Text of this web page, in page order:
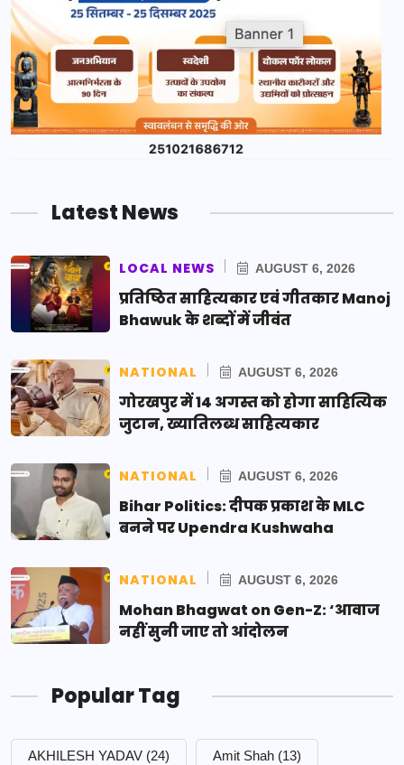
Latest News
LOCAL NEWS AUGUST 6, 2026
प्रतिष्ठित साहित्यकार एवं गीतकार Manoj
Bhawuk के शब्दों में जीवंत
NATIONAL AUGUST 6, 2026
गोरखपुर में 14 अगस्त को होगा साहित्यिक
जुटान, ख्यातिलब्ध साहित्यकार
NATIONAL AUGUST 6, 2026
Bihar Politics: दीपक प्रकाश के MLC
बनने पर Upendra Kushwaha
NATIONAL AUGUST 6, 2026
Mohan Bhagwat on Gen-Z: ‘आवाज
नहीं सुनी जाए तो आंदोलन
Popular Tag
AKHILESH YADAV (24) Amit Shah (13)